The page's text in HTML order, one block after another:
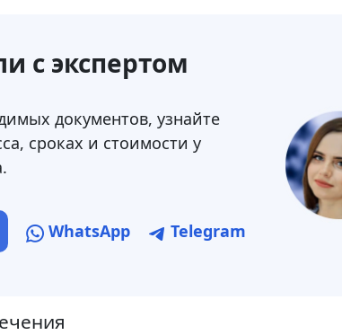
с экспертом
документов, узнайте
сроках и стоимости у
WhatsApp Telegram